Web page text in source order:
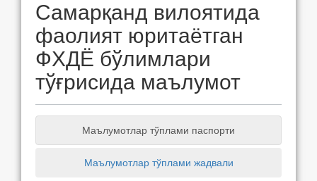
Самарқанд вилоятида
фаолият юритаётган
ФХДЁ бўлимлари
тўғрисида маълумот
Маълумотлар тўплами паспорти
Маълумотлар тўплами жадвали